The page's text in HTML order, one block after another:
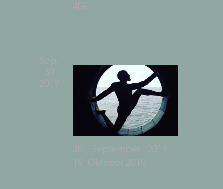
40€
Sep.
30
2019
30. September 2019 -
19. Oktober 2019